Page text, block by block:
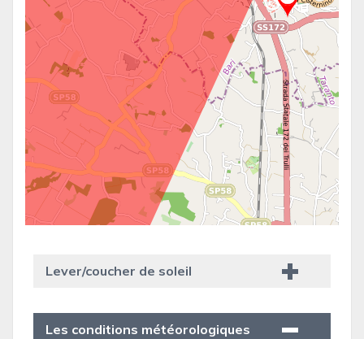
Lever/coucher de soleil
Les conditions météorologiques